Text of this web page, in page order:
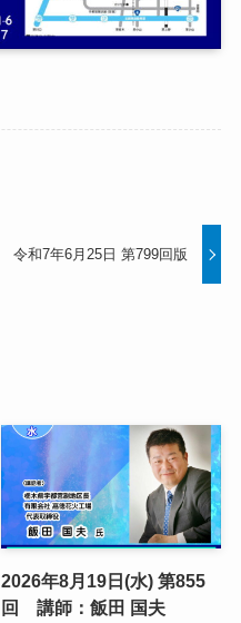
令和7年6月25日 第799回版
2026年8月19日(水) 第855
回 講師：飯田 国夫